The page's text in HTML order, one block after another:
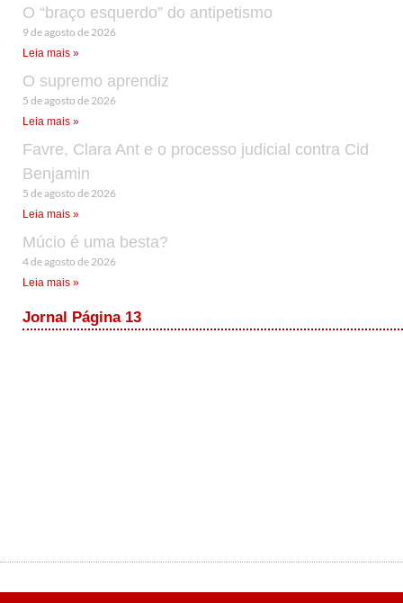
O “braço esquerdo” do antipetismo
9 de agosto de 2026
Leia mais »
O supremo aprendiz
5 de agosto de 2026
Leia mais »
Favre, Clara Ant e o processo judicial contra Cid
Benjamin
5 de agosto de 2026
Leia mais »
Múcio é uma besta?
4 de agosto de 2026
Leia mais »
Jornal Página 13